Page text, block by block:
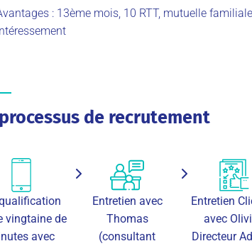
: 13ème mois, 10 RTT, mutuelle
de recrutement
vingtaine de
avec
Entretien avec
Thomas
(consultant
Entretien
avec
Directeur